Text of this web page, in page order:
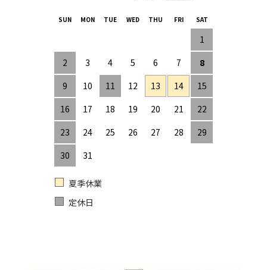
1
2
3 4 5 6 7
8
9
10 11 12 13 14
15
16
17 18 19 20 21
22
23
24 25 26 27 28
29
30
31
夏季休業
定休日